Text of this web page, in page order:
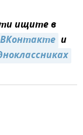
ищите в
ВКонтакте и